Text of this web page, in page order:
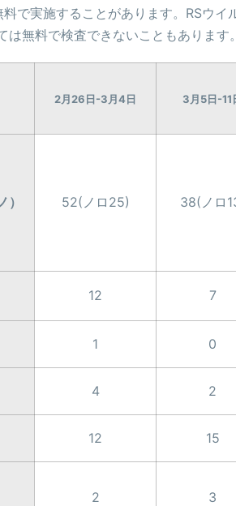
で実施することがあります。RSウ
無料で検査できないこともあります。
2月26日-3月4日 3月5日-11
52(ノロ25) 38(ノロ
12 7
1 0
4 2
12 15
2 3